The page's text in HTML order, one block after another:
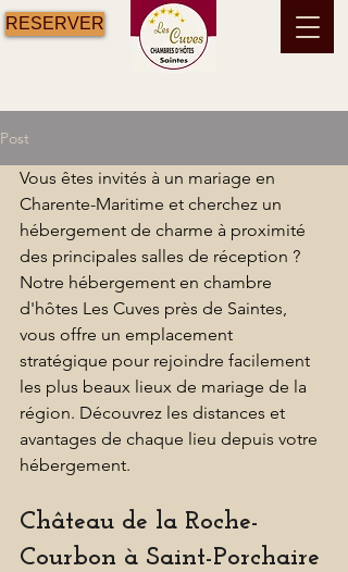
RESERVER
Post
Vous êtes invités à un mariage en
Charente-Maritime et cherchez un
hébergement de charme à proximité
des principales salles de réception ?
Notre hébergement en chambre
d'hôtes Les Cuves près de Saintes,
vous offre un emplacement
stratégique pour rejoindre facilement
les plus beaux lieux de mariage de la
région. Découvrez les distances et
avantages de chaque lieu depuis votre
hébergement.
Château de la Roche-
Courbon à Saint-Porchaire